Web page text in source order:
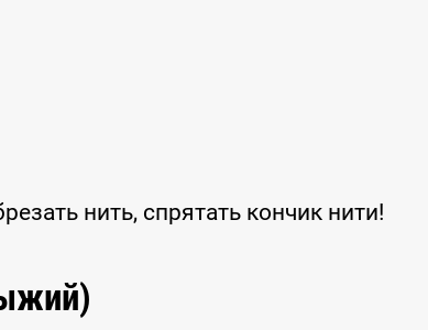
нить, спрятать кончик нити!